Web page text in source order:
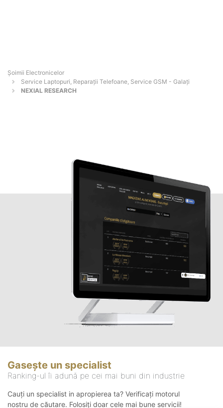
Șoimii Electronicelor
Service Laptopuri, Reparații Telefoane, Service GSM - Galaţi
NEXIAL RESEARCH
Gasește un specialist
Ranking-ul îi adună pe cei mai buni din industrie
Cauți un specialist in apropierea ta? Verificați motorul
nostru de căutare. Folosiți doar cele mai bune servicii!